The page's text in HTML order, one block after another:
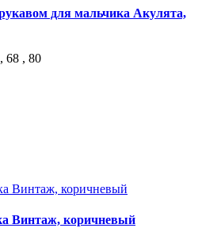
для мальчика Акулята,
68 , 80
Винтаж, коричневый